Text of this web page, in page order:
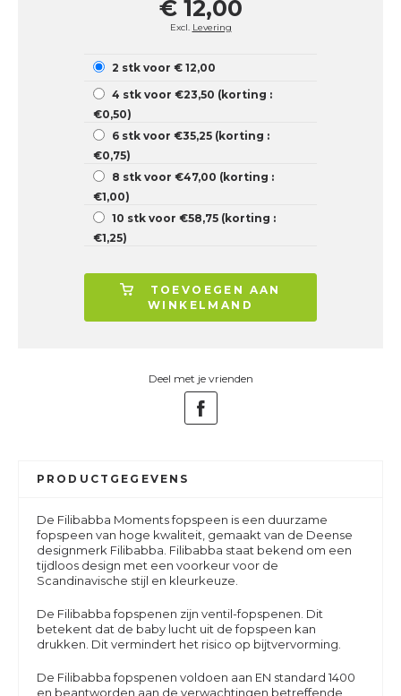
€ 12,00
Excl. Levering
2 stk voor € 12,00
4 stk voor €23,50 (korting :
€0,50)
6 stk voor €35,25 (korting :
€0,75)
8 stk voor €47,00 (korting :
€1,00)
10 stk voor €58,75 (korting :
€1,25)
TOEVOEGEN AAN
WINKELMAND
Deel met je vrienden
PRODUCTGEGEVENS
De Filibabba Moments fopspeen is een duurzame
fopspeen van hoge kwaliteit, gemaakt van de Deense
designmerk Filibabba. Filibabba staat bekend om een
tijdloos design met een voorkeur voor de
Scandinavische stijl en kleurkeuze.
De Filibabba fopspenen zijn ventil-fopspenen. Dit
betekent dat de baby lucht uit de fopspeen kan
drukken. Dit vermindert het risico op bijtvervorming.
De Filibabba fopspenen voldoen aan EN standard 1400
en beantworden aan de verwachtingen betreffende